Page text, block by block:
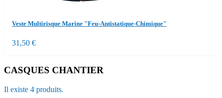
Veste Multirisque Marine "Feu-Antistatique-Chimique"
31,50 €
CASQUES CHANTIER
Il existe 4 produits.